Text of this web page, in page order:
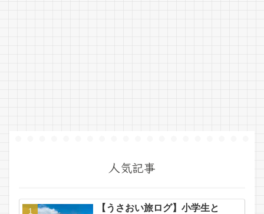
人気記事
【うさおい旅ログ】小学生と